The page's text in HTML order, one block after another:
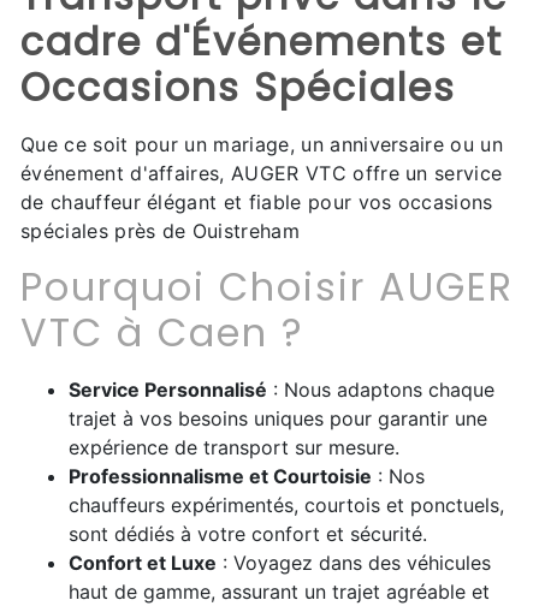
cadre d'Événements et
Occasions Spéciales
Que ce soit pour un mariage, un anniversaire ou un
événement d'affaires, AUGER VTC offre un service
de chauffeur élégant et fiable pour vos occasions
spéciales près de Ouistreham
Pourquoi Choisir AUGER
VTC à Caen ?
Service Personnalisé : Nous adaptons chaque
trajet à vos besoins uniques pour garantir une
expérience de transport sur mesure.
Professionnalisme et Courtoisie : Nos
chauffeurs expérimentés, courtois et ponctuels,
sont dédiés à votre confort et sécurité.
Confort et Luxe : Voyagez dans des véhicules
haut de gamme, assurant un trajet agréable et